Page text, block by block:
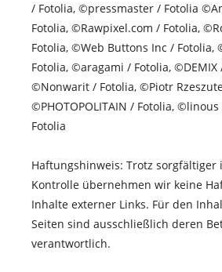
/ Fotolia, ©pressmaster / Fotolia
Fotolia, ©Rawpixel.com / Fotolia,
Fotolia, ©Web Buttons Inc / Fotolia,
Fotolia, ©aragami / Fotolia, ©DEMIX
©Nonwarit / Fotolia, ©Piotr
©PHOTOPOLITAIN / Fotolia,
Fotolia
Haftungshinweis: Trotz
Kontrolle übernehmen wir keine
Inhalte externer Links. Für den
Seiten sind ausschließlich deren
verantwortlich.